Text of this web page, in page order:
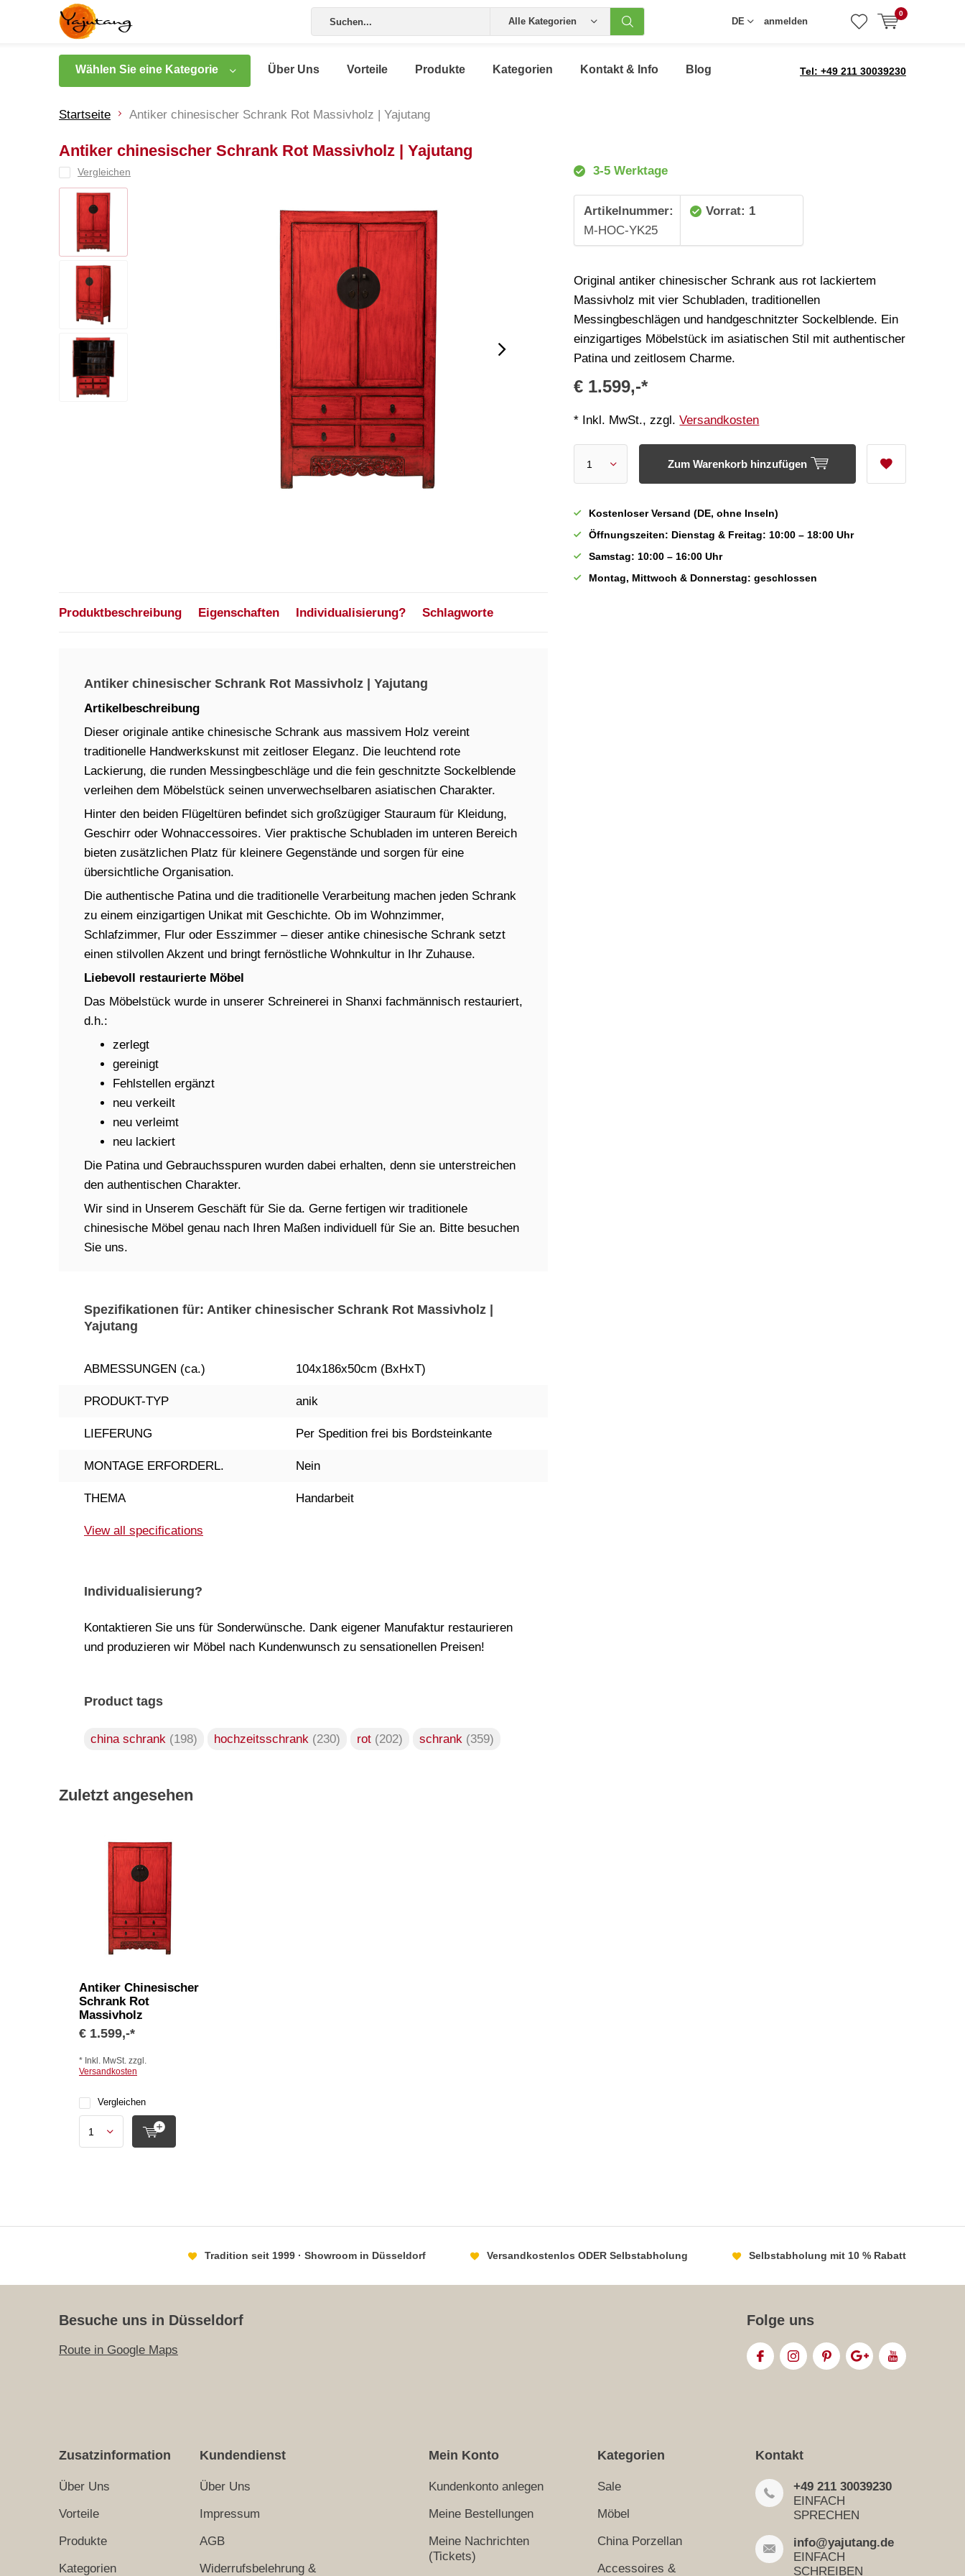
Alle Kategorien DE anmelden
0
Wählen Sie eine Kategorie Über Uns Vorteile Produkte Kategorien Kontakt & Info Blog Tel: +49 211 30039230
Startseite Antiker chinesischer Schrank Rot Massivholz | Yajutang
Antiker chinesischer Schrank Rot Massivholz | Yajutang
Vergleichen 3-5 Werktage
Artikelnummer:
M-HOC-YK25
Vorrat: 1
Original antiker chinesischer Schrank aus rot lackiertem
Massivholz mit vier Schubladen, traditionellen
Messingbeschlägen und handgeschnitzter Sockelblende. Ein
einzigartiges Möbelstück im asiatischen Stil mit authentischer
Patina und zeitlosem Charme.
€ 1.599,-*
* Inkl. MwSt., zzgl.Versandkosten
Zum Warenkorb hinzufügen
Kostenloser Versand (DE, ohne Inseln)
Öffnungszeiten: Dienstag & Freitag: 10:00 – 18:00 Uhr
Samstag: 10:00 – 16:00 Uhr
Montag, Mittwoch & Donnerstag: geschlossen
Produktbeschreibung Eigenschaften Individualisierung? Schlagworte
Antiker chinesischer Schrank Rot Massivholz | Yajutang
Artikelbeschreibung
Dieser originale antike chinesische Schrank aus massivem Holz vereint
traditionelle Handwerkskunst mit zeitloser Eleganz. Die leuchtend rote
Lackierung, die runden Messingbeschläge und die fein geschnitzte Sockelblende
verleihen dem Möbelstück seinen unverwechselbaren asiatischen Charakter.
Hinter den beiden Flügeltüren befindet sich großzügiger Stauraum für Kleidung,
Geschirr oder Wohnaccessoires. Vier praktische Schubladen im unteren Bereich
bieten zusätzlichen Platz für kleinere Gegenstände und sorgen für eine
übersichtliche Organisation.
Die authentische Patina und die traditionelle Verarbeitung machen jeden Schrank
zu einem einzigartigen Unikat mit Geschichte. Ob im Wohnzimmer,
Schlafzimmer, Flur oder Esszimmer – dieser antike chinesische Schrank setzt
einen stilvollen Akzent und bringt fernöstliche Wohnkultur in Ihr Zuhause.
Liebevoll restaurierte Möbel
Das Möbelstück wurde in unserer Schreinerei in Shanxi fachmännisch restauriert,
d.h.:
zerlegt
gereinigt
Fehlstellen ergänzt
neu verkeilt
neu verleimt
neu lackiert
Die Patina und Gebrauchsspuren wurden dabei erhalten, denn sie unterstreichen
den authentischen Charakter.
Wir sind in Unserem Geschäft für Sie da. Gerne fertigen wir traditionele
chinesische Möbel genau nach Ihren Maßen individuell für Sie an. Bitte besuchen
Sie uns.
Spezifikationen für: Antiker chinesischer Schrank Rot Massivholz |
Yajutang
ABMESSUNGEN (ca.) 104x186x50cm (BxHxT)
PRODUKT-TYP anik
LIEFERUNG Per Spedition frei bis Bordsteinkante
MONTAGE ERFORDERL. Nein
THEMA Handarbeit
View all specifications
Individualisierung?
Kontaktieren Sie uns für Sonderwünsche. Dank eigener Manufaktur restaurieren
und produzieren wir Möbel nach Kundenwunsch zu sensationellen Preisen!
Product tags
china schrank (198) hochzeitsschrank (230) rot (202) schrank (359)
Zuletzt angesehen
Antiker Chinesischer
Schrank Rot
Massivholz
€ 1.599,-*
* Inkl. MwSt. zzgl.
Versandkosten
Vergleichen
Tradition seit 1999 · Showroom in Düsseldorf Versandkostenlos ODER Selbstabholung Selbstabholung mit 10 % Rabatt
Besuche uns in Düsseldorf
Route in Google Maps
Folge uns
Zusatzinformation
Über Uns
Vorteile
Produkte
Kategorien
Kundendienst
Über Uns
Impressum
AGB
Widerrufsbelehrung &
Mein Konto
Kundenkonto anlegen
Meine Bestellungen
Meine Nachrichten
(Tickets)
Kategorien
Sale
Möbel
China Porzellan
Accessoires &
Kontakt
+49 211 30039230
EINFACH
SPRECHEN
info@yajutang.de
EINFACH
SCHREIBEN